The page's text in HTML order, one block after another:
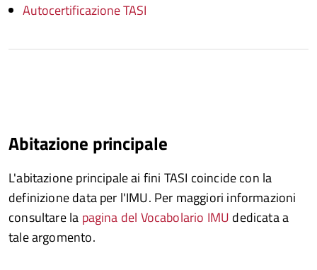
Autocertificazione TASI
Abitazione principale
L'abitazione principale ai fini TASI coincide con la
definizione data per l'IMU. Per maggiori informazioni
consultare la pagina del Vocabolario IMU dedicata a
tale argomento.